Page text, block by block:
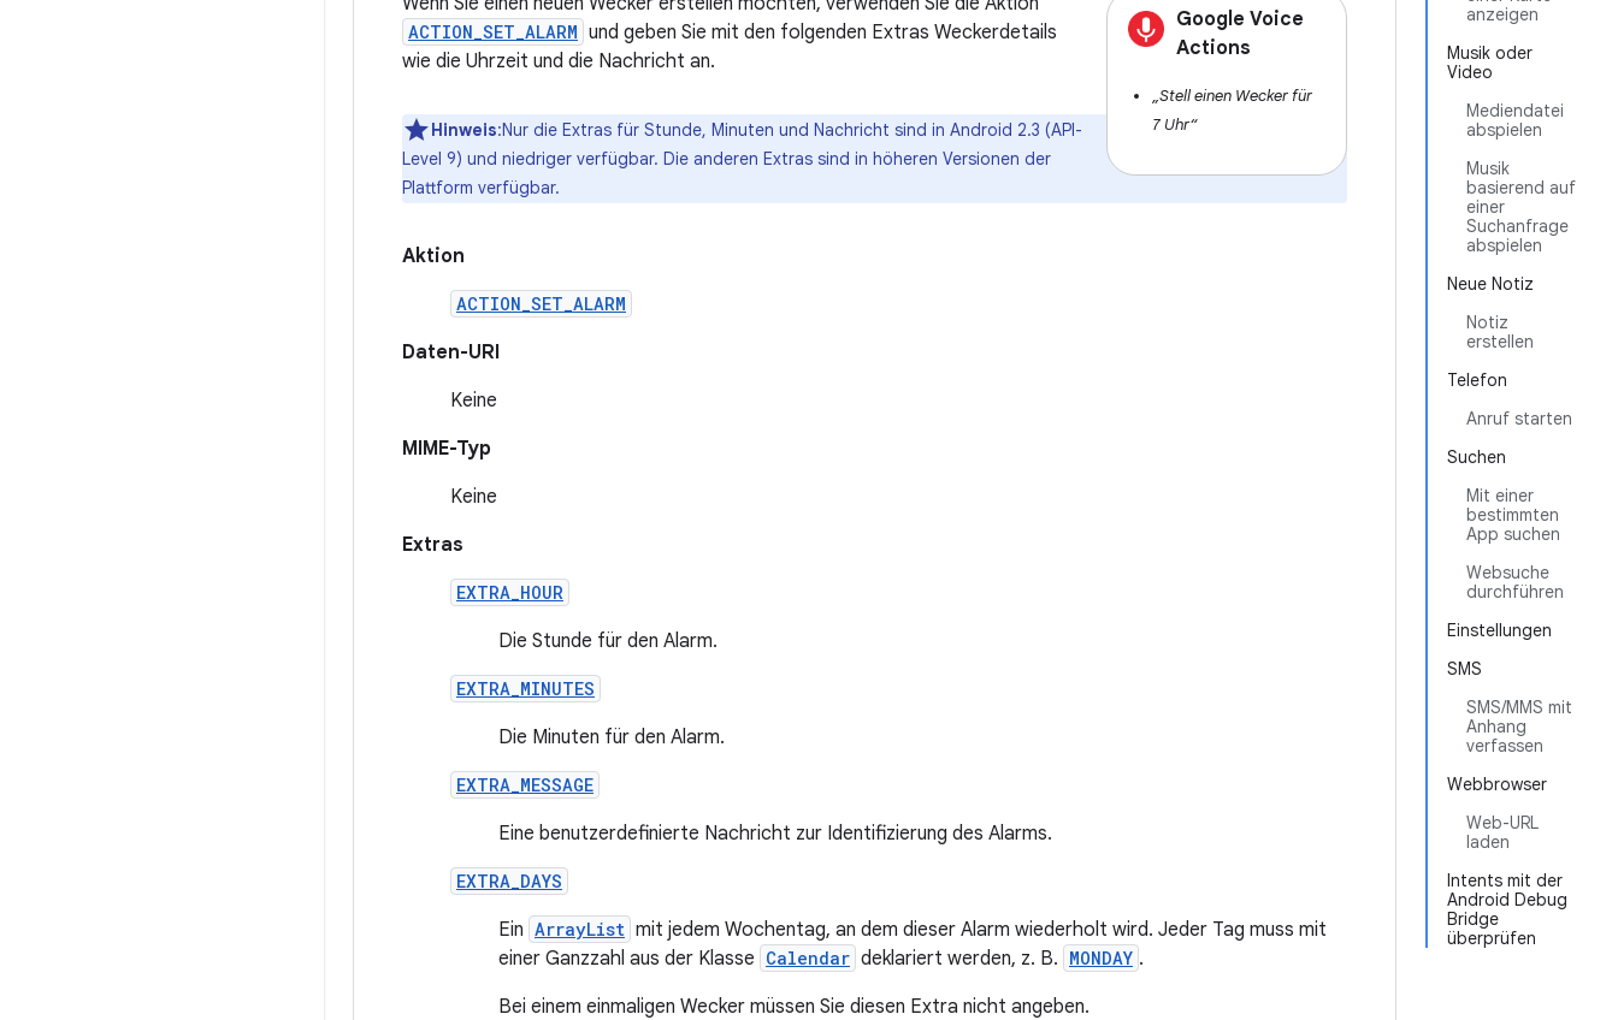
anzeigen
Musik oder
Video
Mediendatei
abspielen
Musik
basierend auf
einer
Suchanfrage
abspielen
Neue Notiz
Notiz
erstellen
Telefon
Anruf starten
Suchen
Mit einer
bestimmten
App suchen
Websuche
durchführen
Einstellungen
SMS
SMS/MMS mit
Anhang
verfassen
Webbrowser
Web-URL
laden
Intents mit der
Android Debug
Bridge
überprüfen
Google Voice
Actions
„Stell einen Wecker für
7 Uhr“
ACTION_SET_ALARM und geben Sie mit den folgenden Extras Weckerdetails
wie die Uhrzeit und die Nachricht an.
Hinweis:Nur die Extras für Stunde, Minuten und Nachricht sind in Android 2.3 (API-
Level 9) und niedriger verfügbar. Die anderen Extras sind in höheren Versionen der
Plattform verfügbar.
Aktion
ACTION_SET_ALARM
Daten-URI
Keine
MIME-Typ
Keine
Extras
EXTRA_HOUR
Die Stunde für den Alarm.
EXTRA_MINUTES
Die Minuten für den Alarm.
EXTRA_MESSAGE
Eine benutzerdefinierte Nachricht zur Identifizierung des Alarms.
EXTRA_DAYS
Ein ArrayList mit jedem Wochentag, an dem dieser Alarm wiederholt wird. Jeder Tag muss mit
einer Ganzzahl aus der Klasse Calendar deklariert werden, z. B. MONDAY .
Bei einem einmaligen Wecker müssen Sie diesen Extra nicht angeben.